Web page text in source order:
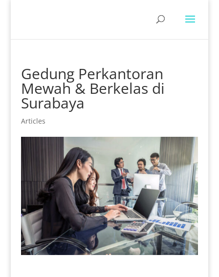
Gedung Perkantoran
Mewah & Berkelas di
Surabaya
Articles